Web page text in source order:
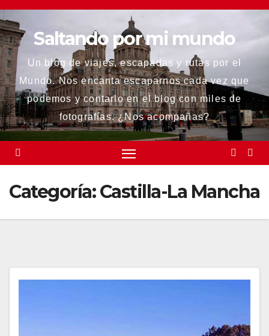
Saltar
al
contenidoSaltando por mi mundo
Un blog de viajes, escapadas y rutas por el
Mundo. Nos encanta escaparnos cada vez que
podemos y contarlo en el blog con miles de
fotografías. ¿Nos acompañas?
Categoría:Castilla-La Mancha